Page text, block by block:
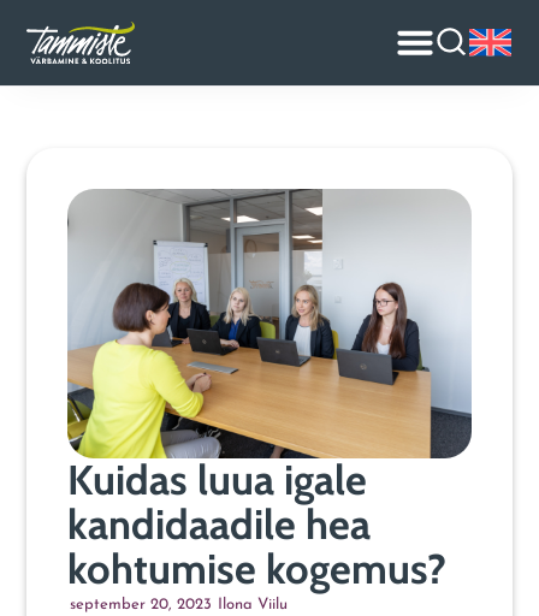
Kuidas luua igale
kandidaadile hea
kohtumise kogemus?
september 20, 2023 Ilona Viilu